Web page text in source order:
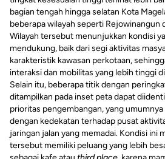
bagian tengah hingga selatan Kota
beberapa wilayah seperti Rejowinangun
Wilayah tersebut menunjukkan kondisi
mendukung, baik dari segi aktivitas
karakteristik kawasan perkotaan,
interaksi dan mobilitas yang lebih tinggi
Selain itu, beberapa titik dengan
ditampilkan pada inset peta dapat
prioritas pengembangan, yang umumnya
dengan kedekatan terhadap pusat
jaringan jalan yang memadai. Kondisi ini
tersebut memiliki peluang yang lebih